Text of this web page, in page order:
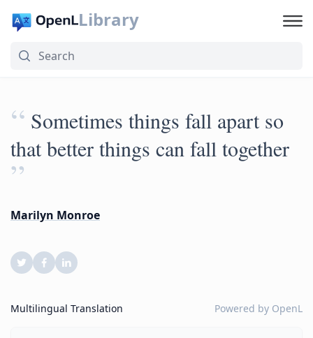
Library
“ Sometimes things fall apart so
that better things can fall together
”
Marilyn Monroe
Multilingual Translation Powered by OpenL